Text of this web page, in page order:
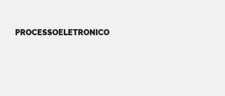
PROCESSOELETRONICO